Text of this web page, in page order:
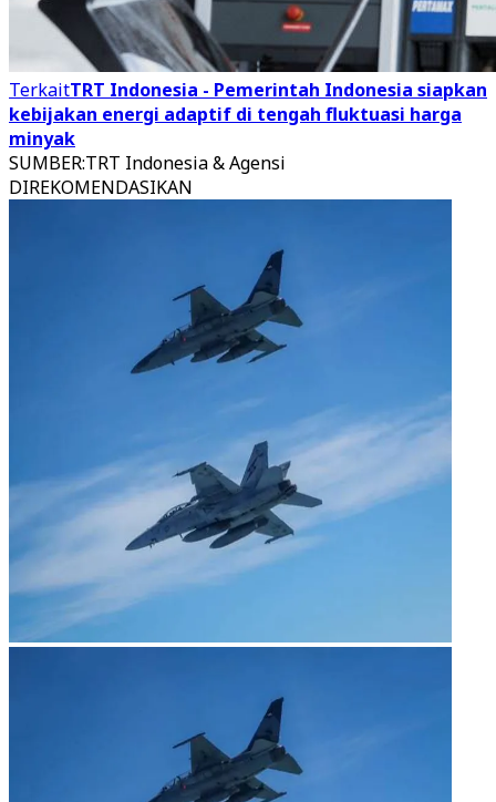
TerkaitTRT Indonesia - Pemerintah Indonesia siapkan
kebijakan energi adaptif di tengah fluktuasi harga
minyak
SUMBER:TRT Indonesia & Agensi
DIREKOMENDASIKAN